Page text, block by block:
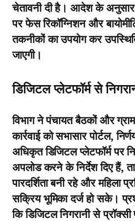
चेतावनी दी है। आदेश के
पर फेस रिकॉग्निशन और
तकनीकों का उपयोग कर
जाएगी।
डिजिटल प्लेटफॉर्म से
विभाग ने पंचायत बैठकों और
कार्रवाई को सभासार पोर्टल,
अधिकृत डिजिटल प्लेटफॉर्म पर
अपलोड करने के निर्देश दिए हैं,
पारदर्शिता बनी रहे और महिला
सक्रिय भूमिका दर्ज हो सके।
कि डिजिटल निगरानी से प्रॉक्सी